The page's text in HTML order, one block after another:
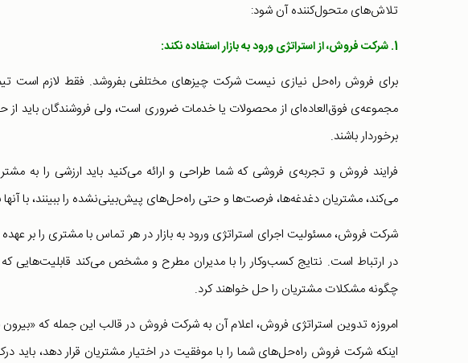
تلاش‌های متحول‌کننده آن شود:
1. شرکت فروش، از استراتژی ورود به بازار استفاده نکند:
برای فروش راه‌حل‌ نیازی نیست شرکت چیزهای مختلفی بفروشد. فقط لازم است
مجموعه‌ی فوق‌العاده‌ای از محصولات یا خدمات ضروری است، ولی فروشندگان باید از
برخوردار باشند.
فرایند فروش و تجربه‌ی فروشی که شما طراحی و ارائه می‌کنید باید ارزشی را به
می‌کند، مشتریان دغدغه‌ها، فرصت‌ها و حتی راه‌حل‌های پیش‌بینی‌نشده را ببینند، با آنها
شرکت فروش، مسئولیت اجرای استراتژی ورود به بازار در هر تماس با مشتری را بر
در ارتباط است. نتایج کسب‌وکار را با مدیران مطرح و مشخص می‌کند قابلیت‌هایی
چگونه مشکلات مشتریان را حل خواهند کرد.
امروزه تدوین استراتژی فروش، اعلام آن به شرکت فروش در قالب این جمله که
اینکه شرکت فروش راه‌حل‌های شما را با موفقیت در اختیار مشتریان قرار دهد، باید